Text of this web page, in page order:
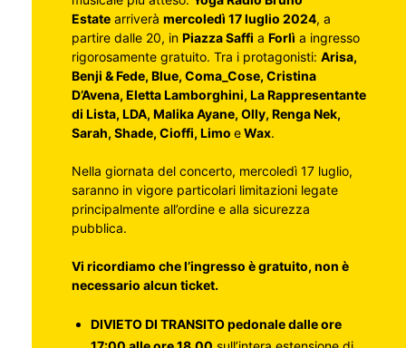
Estate arriverà mercoledì 17 luglio 2024, a
partire dalle 20, in Piazza Saffi a Forlì a ingresso
rigorosamente gratuito. Tra i protagonisti: Arisa,
Benji & Fede, Blue, Coma_Cose, Cristina
D’Avena, Eletta Lamborghini, La Rappresentante
di Lista, LDA, Malika Ayane, Olly, Renga Nek,
Sarah, Shade, Cioffi, Limo eWax.
Nella giornata del concerto, mercoledì 17 luglio,
saranno in vigore particolari limitazioni legate
principalmente all’ordine e alla sicurezza
pubblica.
Vi ricordiamo che l’ingresso è gratuito, non è
necessario alcun ticket.
DIVIETO DI TRANSITO pedonale dalle ore